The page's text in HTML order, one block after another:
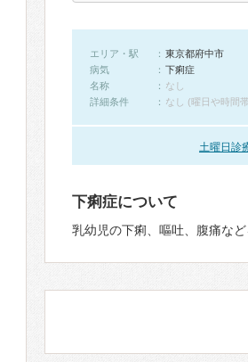
エリア・駅
東京都府中市
病気
下痢症
名称
なし
詳細条件
なし (曜日や時間
土曜日診
下痢症について
乳幼児の下痢、嘔吐、腹痛な